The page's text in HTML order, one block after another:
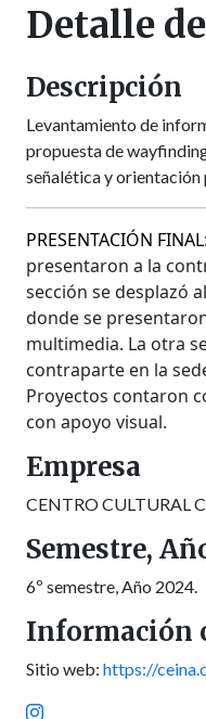
Detalle
Descripción
Levantamiento de
propuesta de
señalética y orientación
PRESENTACIÓN FINAL:
presentaron a la
sección se desplazó
donde se
multimedia. La otra
contraparte en la
Proyectos contaron
con apoyo visual.
Empresa
CENTRO CULTURAL
Semestre,
6º semestre, Año 2024.
Información
Sitio web: https://